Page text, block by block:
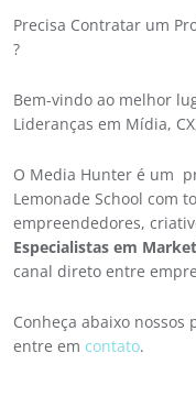
Precisa Contratar um
?
Bem-vindo ao melhor
Lideranças em Mídia,
O Media Hunter é um
Lemonade School com
empreendedores,
Especialistas em
canal direto entre
Conheça abaixo nossos
entre em contato.